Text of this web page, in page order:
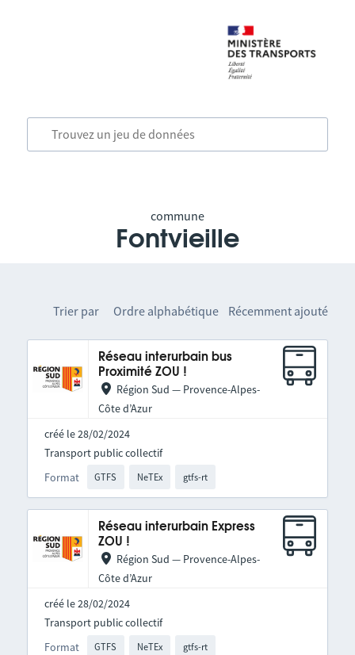
commune
Fontvieille
Trier par Ordre alphabétique Récemment ajouté
Réseau interurbain bus
Proximité ZOU !
Région Sud — Provence-Alpes-
Côte d’Azur
créé le 28/02/2024
Format GTFS NeTEx gtfs-rt
Transport public collectif
Réseau interurbain Express
ZOU !
Région Sud — Provence-Alpes-
Côte d’Azur
créé le 28/02/2024
Format GTFS NeTEx gtfs-rt
Transport public collectif